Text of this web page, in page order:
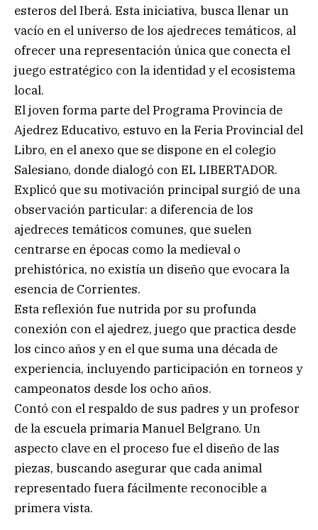
esteros del Iberá. Esta iniciativa, busca llenar un
vacío en el universo de los ajedreces temáticos, al
ofrecer una representación única que conecta el
juego estratégico con la identidad y el ecosistema
local.
El joven forma parte del Programa Provincia de
Ajedrez Educativo, estuvo en la Feria Provincial del
Libro, en el anexo que se dispone en el colegio
Salesiano, donde dialogó con EL LIBERTADOR.
Explicó que su motivación principal surgió de una
observación particular: a diferencia de los
ajedreces temáticos comunes, que suelen
centrarse en épocas como la medieval o
prehistórica, no existía un diseño que evocara la
esencia de Corrientes.
Esta reflexión fue nutrida por su profunda
conexión con el ajedrez, juego que practica desde
los cinco años y en el que suma una década de
experiencia, incluyendo participación en torneos y
campeonatos desde los ocho años.
Contó con el respaldo de sus padres y un profesor
de la escuela primaria Manuel Belgrano. Un
aspecto clave en el proceso fue el diseño de las
piezas, buscando asegurar que cada animal
representado fuera fácilmente reconocible a
primera vista.